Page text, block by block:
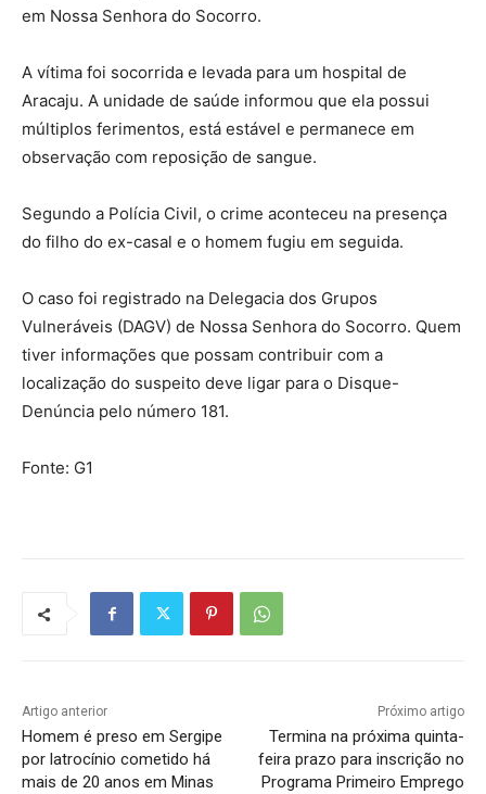
em Nossa Senhora do Socorro.
A vítima foi socorrida e levada para um hospital de
Aracaju. A unidade de saúde informou que ela possui
múltiplos ferimentos, está estável e permanece em
observação com reposição de sangue.
Segundo a Polícia Civil, o crime aconteceu na presença
do filho do ex-casal e o homem fugiu em seguida.
O caso foi registrado na Delegacia dos Grupos
Vulneráveis (DAGV) de Nossa Senhora do Socorro. Quem
tiver informações que possam contribuir com a
localização do suspeito deve ligar para o Disque-
Denúncia pelo número 181.
Fonte: G1
Artigo anterior
Homem é preso em Sergipe
por latrocínio cometido há
mais de 20 anos em Minas
Próximo artigo
Termina na próxima quinta-
feira prazo para inscrição no
Programa Primeiro Emprego